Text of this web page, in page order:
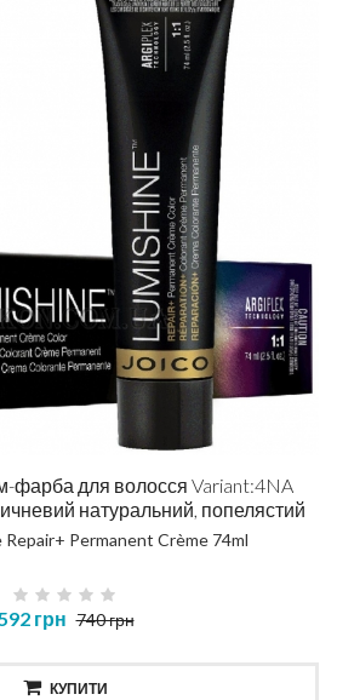
фарба для волосся Variant:4NA
натуральний, попелястий
Repair+ Permanent Crème 74ml
грн 740 грн
КУПИТИ